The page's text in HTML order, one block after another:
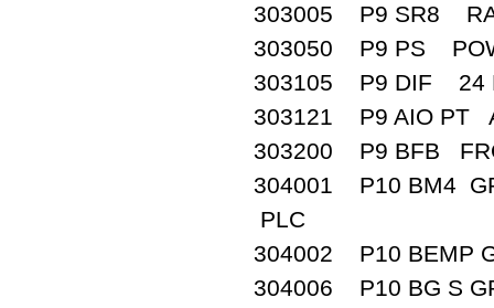
303005 P9 SR8
303050 P9 PS
303105 P9 DIF 24
303121 P9 AIO PT
303200 P9 BFB
304001 P10 BM4
PLC
304002 P10 BEMP
304006 P10 BG S